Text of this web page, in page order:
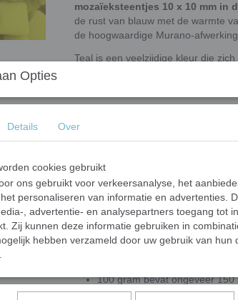
mozaïeksteentjes 10 x 10 mm in
de rust van blauw met de warmte
de hoogwaardige Murano-
Teal is een veelzijdige kleur die
turquoise, zeegroen en
Onze Murano glas
bestendig en geschikt voor zowel
maat te knippen met een
Afmetingen
Formaat: 10 x 10 mm
Dikte: 4 mm
100 gram bevat ongeveer 150
Opties
Details Over
cookies gebruikt
ons gebruikt voor verkeersanalyse, het
personaliseren van informatie en advertenties.
, advertentie- en analysepartners toegang tot
Zij kunnen deze informatie gebruiken in
hebben verzameld door uw gebruik van hun